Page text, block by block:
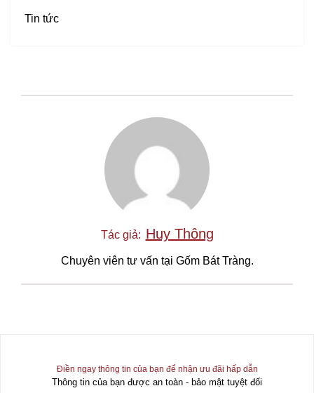
Tin tức
Tác giả: Huy Thông
Chuyên viên tư vấn tại Gốm Bát Tràng.
Điền ngay thông tin của bạn để nhận ưu đãi hấp dẫn
Thông tin của bạn được an toàn - bảo mật tuyệt đối